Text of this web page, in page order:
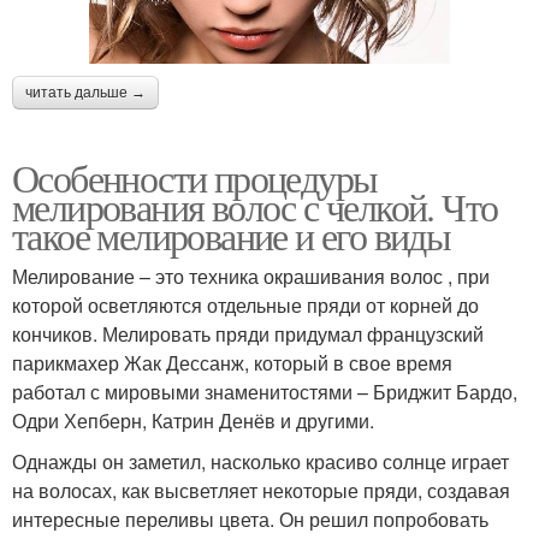
читать дальше →
Особенности процедуры
мелирования волос с челкой. Что
такое мелирование и его виды
Мелирование – это техника окрашивания волос , при
которой осветляются отдельные пряди от корней до
кончиков. Мелировать пряди придумал французский
парикмахер Жак Дессанж, который в свое время
работал с мировыми знаменитостями – Бриджит Бардо,
Одри Хепберн, Катрин Денёв и другими.
Однажды он заметил, насколько красиво солнце играет
на волосах, как высветляет некоторые пряди, создавая
интересные переливы цвета. Он решил попробовать